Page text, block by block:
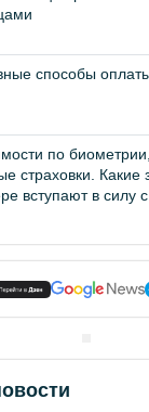
способы
по
страховки. Какие
вступают в силу